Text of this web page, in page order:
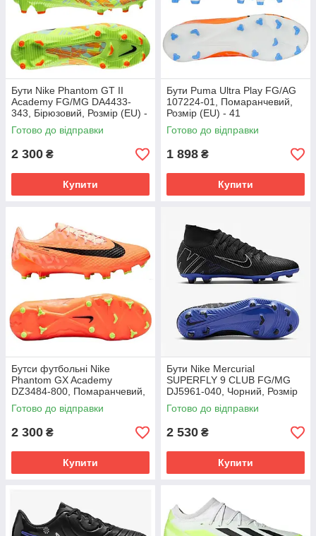
Бути Nike Phantom GT II
Academy FG/MG DA4433-
343, Бірюзовий, Розмір (EU) -
45.5
Готово до відправки
2 300 ₴
Купити
Бути Puma Ultra Play FG/AG
107224-01, Помаранчевий,
Розмір (EU) - 41
Готово до відправки
1 898 ₴
Купити
Бутси футбольні Nike
Phantom GX Academy
DZ3484-800, Помаранчевий,
Розмір (EU) - 39
Готово до відправки
2 300 ₴
Купити
Бути Nike Mercurial
SUPERFLY 9 CLUB FG/MG
DJ5961-040, Чорний, Розмір
(EU) - 42
Готово до відправки
2 530 ₴
Купити